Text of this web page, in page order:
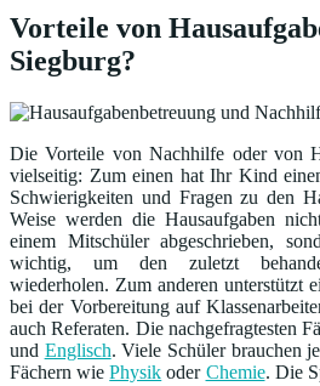
Vorteile von
Siegburg?
Die Vorteile von Nachhilfe oder von
vielseitig: Zum einen hat Ihr Kind
Schwierigkeiten und Fragen zu den
Weise werden die Hausaufgaben
einem Mitschüler abgeschrieben,
wichtig, um den zuletzt
wiederholen. Zum anderen unterstützt
bei der Vorbereitung auf
auch Referaten. Die nachgefragtesten
und Englisch. Viele Schüler brauchen
Fächern wiePhysik oder Chemie. Die